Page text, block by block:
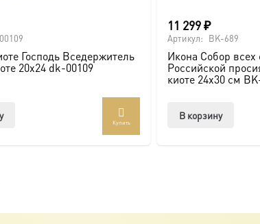
Господь Вседержитель
20х24 dk-00109
Купить
11 299₽
Артикул: BK-689
Икона Собор
Российской
киоте 24х30 см
В корзину